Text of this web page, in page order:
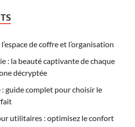
de coffre et l’organisation
: la beauté captivante de chaque
décryptée
guide complet pour choisir le
utilitaires : optimisez le confort